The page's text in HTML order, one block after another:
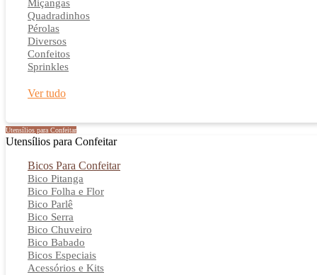
Miçangas
Quadradinhos
Pérolas
Diversos
Confeitos
Sprinkles
Ver tudo
Utensílios para Confeitar
Utensílios para Confeitar
Bicos Para Confeitar
Bico Pitanga
Bico Folha e Flor
Bico Parlê
Bico Serra
Bico Chuveiro
Bico Babado
Bicos Especiais
Acessórios e Kits